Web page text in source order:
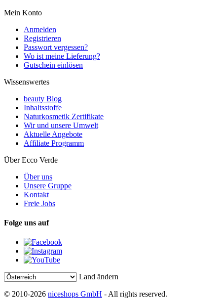
Mein Konto
Anmelden
Registrieren
Passwort vergessen?
Wo ist meine Lieferung?
Gutschein einlösen
Wissenswertes
beauty Blog
Inhaltsstoffe
Naturkosmetik Zertifikate
Wir und unsere Umwelt
Aktuelle Angebote
Affiliate Programm
Über Ecco Verde
Über uns
Unsere Gruppe
Kontakt
Freie Jobs
Folge uns auf
Land ändern
© 2010-2026 niceshops GmbH - All rights reserved.